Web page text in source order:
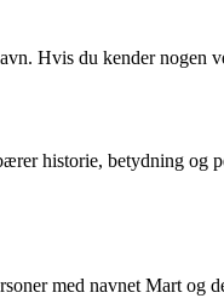
Hvis du kender
historie, betydning
med navnet Mart og